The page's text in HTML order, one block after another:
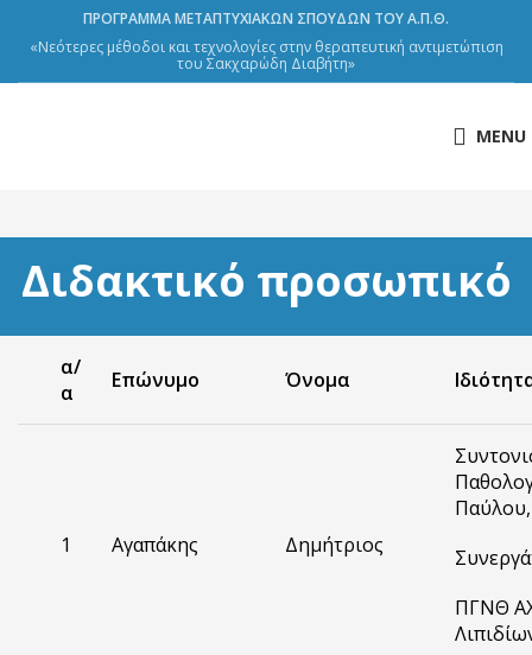
ΠΡΟΓΡΑΜΜΑ ΜΕΤΑΠΤΥΧΙΑΚΩΝ ΣΠΟΥΔΩΝ ΤΟΥ Α.Π.Θ.
«Νεότερες μέθοδοι και τεχνολογίες στην θεραπευτική αντιμετώπιση
του Σακχαρώδη Διαβήτη»
MENU
Διδακτικό προσωπικό
α/
α
Επώνυμο Όνομα
1 Αγαπάκης Δημήτριος
ΠΓΝΘ